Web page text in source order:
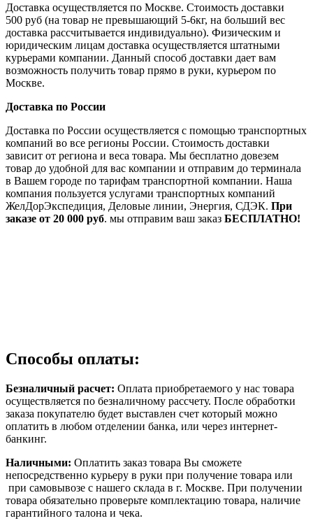
Доставка осуществляется по Москве. Стоимость доставки
500 руб (на товар не превышающий 5-6кг, на больший вес
доставка рассчитывается индивидуально). Физическим и
юридическим лицам доставка осуществляется штатными
курьерами компании. Данный способ доставки дает вам
возможность получить товар прямо в руки, курьером по
Москве.
Доставка по России
Доставка по России осуществляется с помощью транспортных
компаний во все регионы России. Стоимость доставки
зависит от региона и веса товара. Мы бесплатно довезем
товар до удобной для вас компании и отправим до терминала
в Вашем городе по тарифам транспортной компании. Наша
компания пользуется услугами транспортных компаний
ЖелДорЭкспедиция, Деловые линии, Энергия, СДЭК. При
заказе от 20 000 руб. мы отправим ваш заказ БЕСПЛАТНО!
Способы оплаты:
Безналичный расчет: Оплата приобретаемого у нас товара
осуществляется по безналичному рассчету. После обработки
заказа покупателю будет выставлен счет который можно
оплатить в любом отделении банка, или через интернет-
банкинг.
Наличными: Оплатить заказ товара Вы сможете
непосредственно курьеру в руки при получение товара или
при самовывозе с нашего склада в г. Москве. При получении
товара обязательно проверьте комплектацию товара, наличие
гарантийного талона и чека.